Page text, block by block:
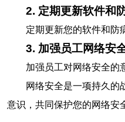
2. 定期更新软件和
定期更新您的软件和防
3. 加强员工网络安
加强员工对网络安全的
网络安全是一项持久的
意识，共同保护您的网络安